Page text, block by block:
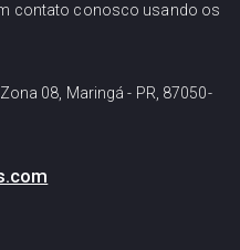
contato conosco usando os
08, Maringá - PR, 87050-